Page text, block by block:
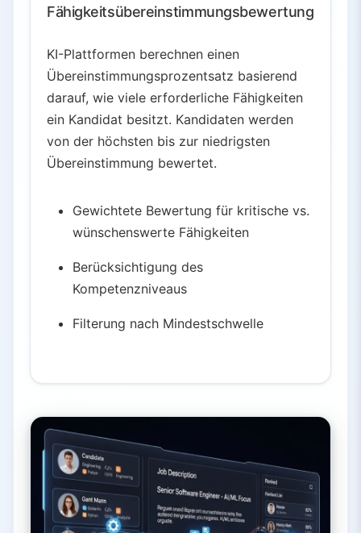
Fähigkeitsübereinstimmungsbewertung
KI-Plattformen berechnen einen
Übereinstimmungsprozentsatz basierend
darauf, wie viele erforderliche Fähigkeiten
ein Kandidat besitzt. Kandidaten werden
von der höchsten bis zur niedrigsten
Übereinstimmung bewertet.
Gewichtete Bewertung für kritische vs.
wünschenswerte Fähigkeiten
Berücksichtigung des
Kompetenzniveaus
Filterung nach Mindestschwelle